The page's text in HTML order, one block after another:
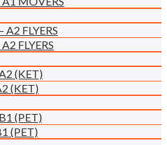
A2 FLYERS
FLYERS
(KET)
(KET)
(PET)
(PET)